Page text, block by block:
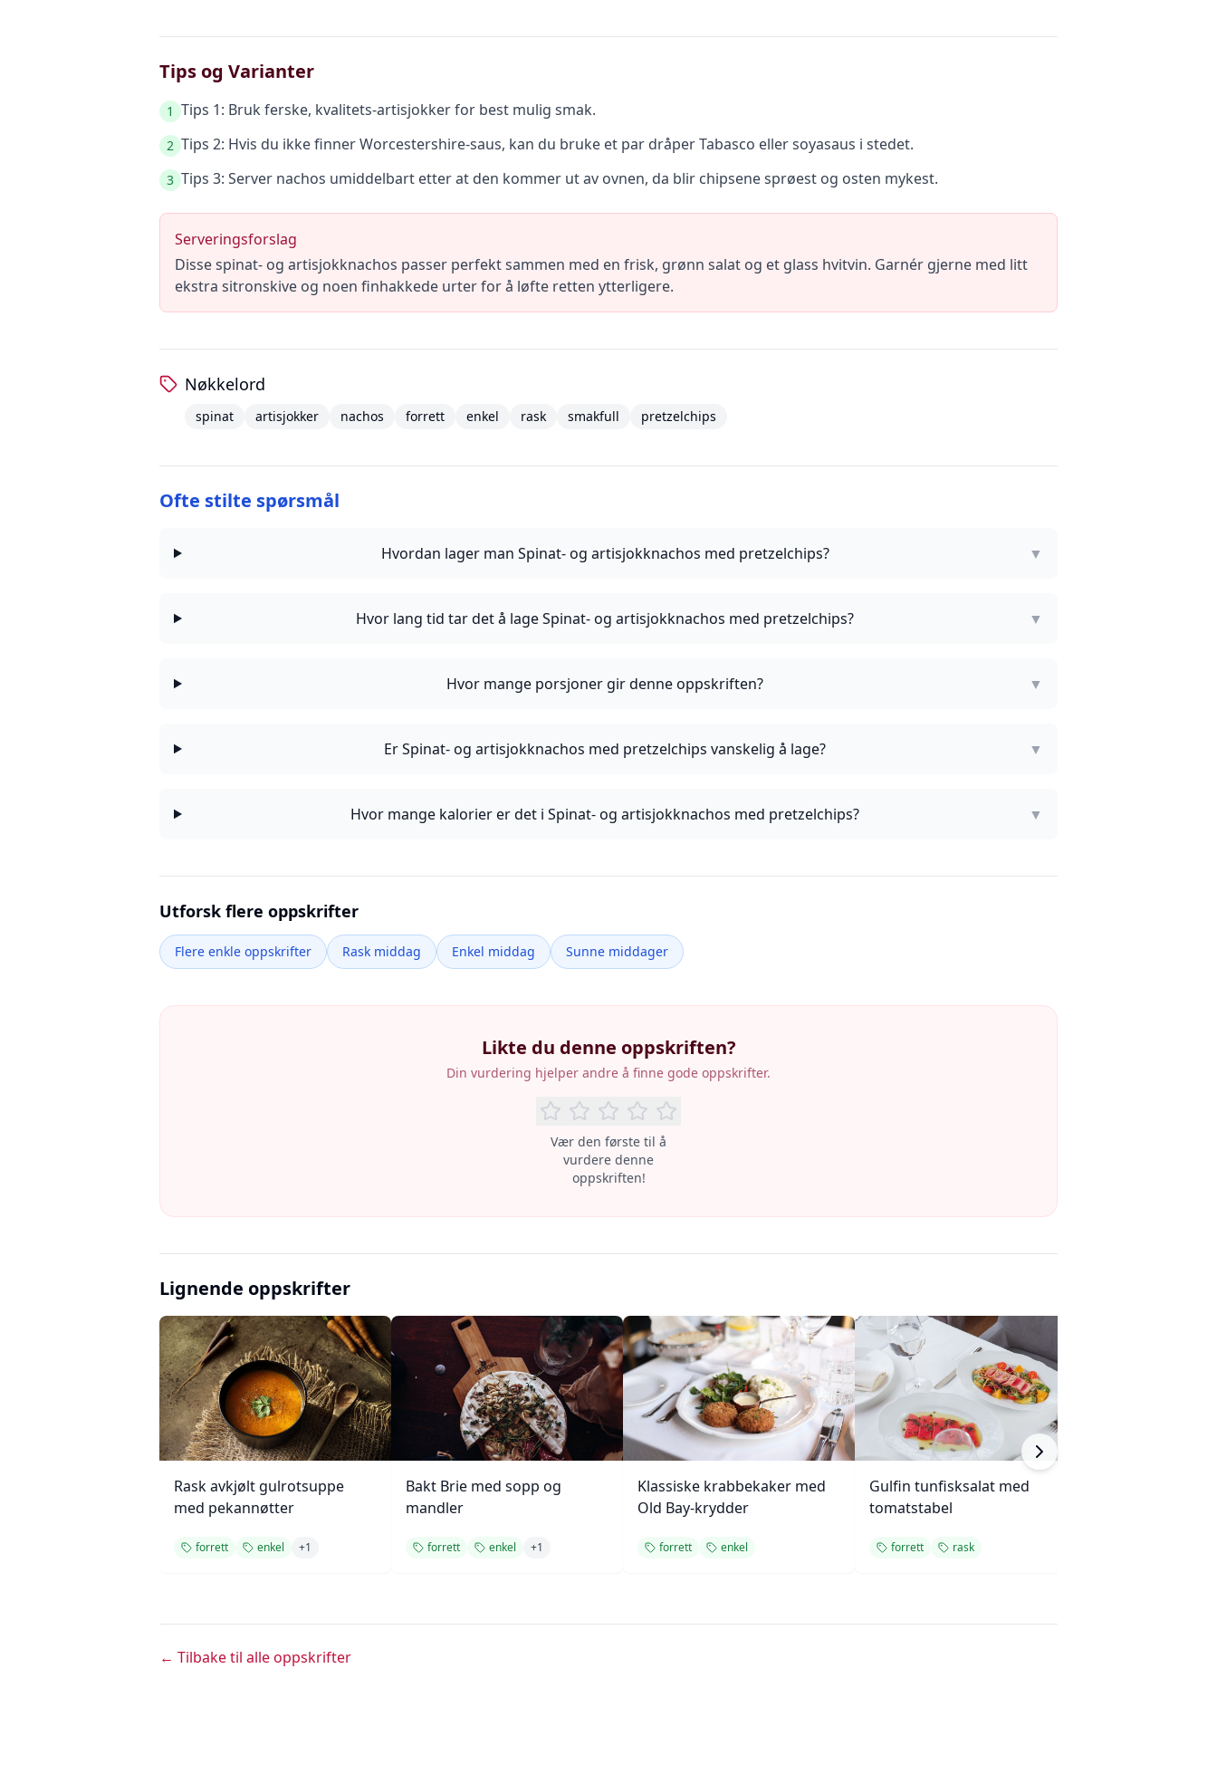
Tips og Varianter
1 Tips 1: Bruk ferske, kvalitets-artisjokker for best mulig smak.
2 Tips 2: Hvis du ikke finner Worcestershire-saus, kan du bruke et par dråper Tabasco eller soyasaus i stedet.
3 Tips 3: Server nachos umiddelbart etter at den kommer ut av ovnen, da blir chipsene sprøest og osten mykest.
Serveringsforslag
Disse spinat- og artisjokknachos passer perfekt sammen med en frisk, grønn salat og et glass hvitvin. Garnér gjerne med litt
ekstra sitronskive og noen finhakkede urter for å løfte retten ytterligere.
Nøkkelord
spinat artisjokker nachos forrett enkel rask smakfull pretzelchips
Ofte stilte spørsmål
Hvordan lager man Spinat- og artisjokknachos med pretzelchips? ▼
Hvor lang tid tar det å lage Spinat- og artisjokknachos med pretzelchips? ▼
Hvor mange porsjoner gir denne oppskriften? ▼
Er Spinat- og artisjokknachos med pretzelchips vanskelig å lage? ▼
Hvor mange kalorier er det i Spinat- og artisjokknachos med pretzelchips? ▼
Utforsk flere oppskrifter
Flere enkle oppskrifter Rask middag Enkel middag Sunne middager
Likte du denne oppskriften?
Din vurdering hjelper andre å finne gode oppskrifter.
Vær den første til å
vurdere denne
oppskriften!
Lignende oppskrifter
Rask avkjølt gulrotsuppe
med pekannøtter
forrett enkel +1
Bakt Brie med sopp og
mandler
forrett enkel +1
Klassiske krabbekaker med
Old Bay-krydder
forrett enkel
Gulfin tunfisksalat med
tomatstabel
forrett rask
← Tilbake til alle oppskrifter